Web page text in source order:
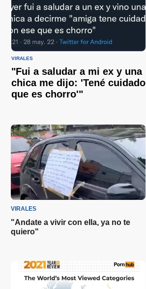
VIRALES
"Fui a saludar a mi ex y una
chica me dijo: 'Tené cuidado
que es chorro'"
VIRALES
"Andate a vivir con ella, ya no te
quiero"